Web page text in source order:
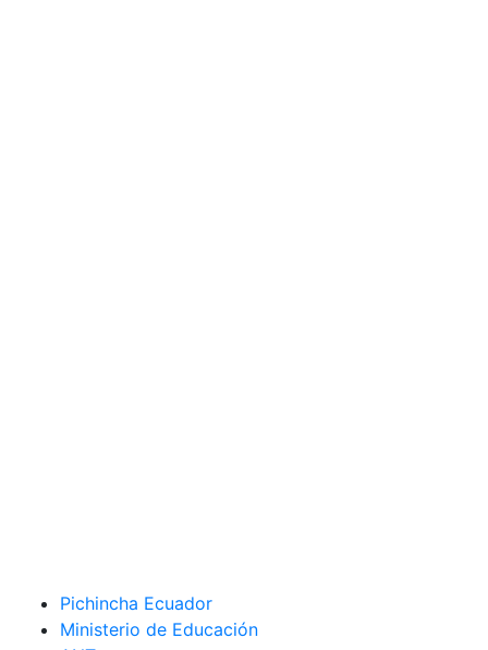
Pichincha Ecuador
Ministerio de Educación